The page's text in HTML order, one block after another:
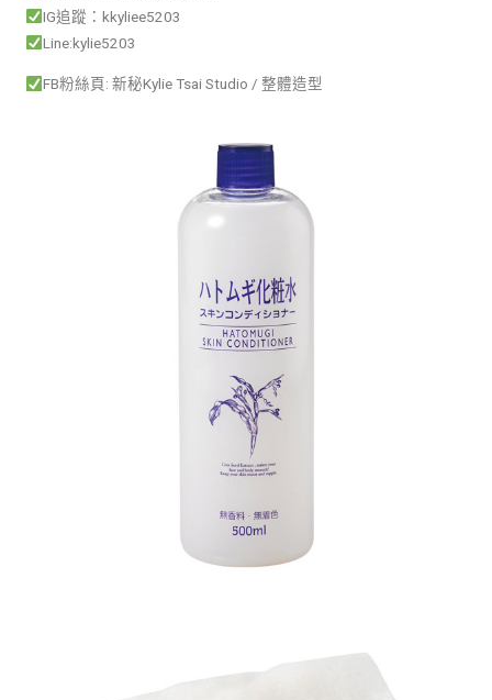
IG追蹤：kkyliee5203
Line:kylie5203
FB粉絲頁: 新秘Kylie Tsai Studio / 整體造型